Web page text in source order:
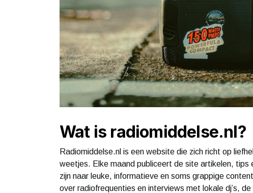
Wat is radiomiddelse.nl?
Radiomiddelse.nl is een website die zich richt op
weetjes. Elke maand publiceert de site artikelen,
zijn naar leuke, informatieve en soms grappige
over radiofrequenties en interviews met lokale dj’s,